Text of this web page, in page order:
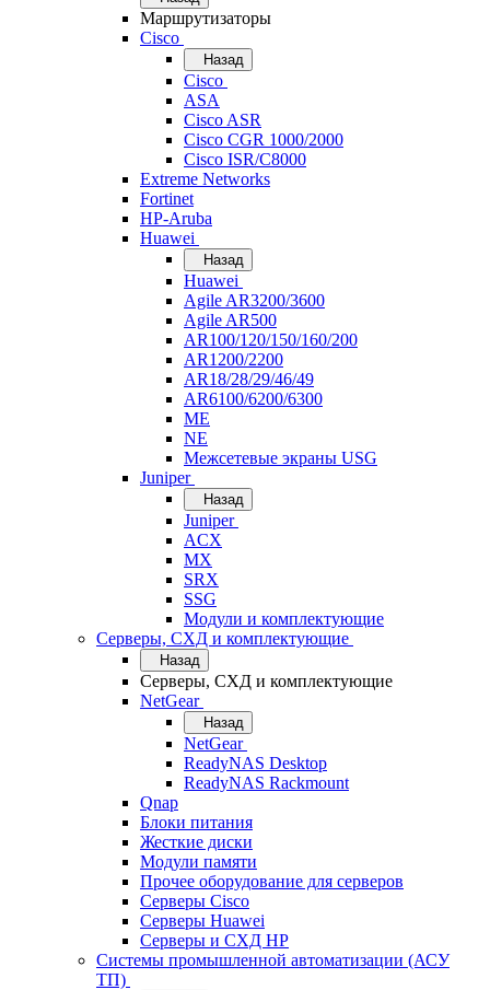
Маршрутизаторы
Cisco
Назад
Cisco
ASA
Cisco ASR
Cisco CGR 1000/2000
Cisco ISR/С8000
Extreme Networks
Fortinet
HP-Aruba
Huawei
Назад
Huawei
Agile AR3200/3600
Agile AR500
AR100/120/150/160/200
AR1200/2200
AR18/28/29/46/49
AR6100/6200/6300
ME
NE
Межсетевые экраны USG
Juniper
Назад
Juniper
ACX
MX
SRX
SSG
Модули и комплектующие
Серверы, СХД и комплектующие
Назад
Серверы, СХД и комплектующие
NetGear
Назад
NetGear
ReadyNAS Desktop
ReadyNAS Rackmount
Qnap
Блоки питания
Жесткие диски
Модули памяти
Прочее оборудование для серверов
Серверы Cisco
Серверы Huawei
Серверы и СХД HP
Системы промышленной автоматизации (АСУ
ТП)